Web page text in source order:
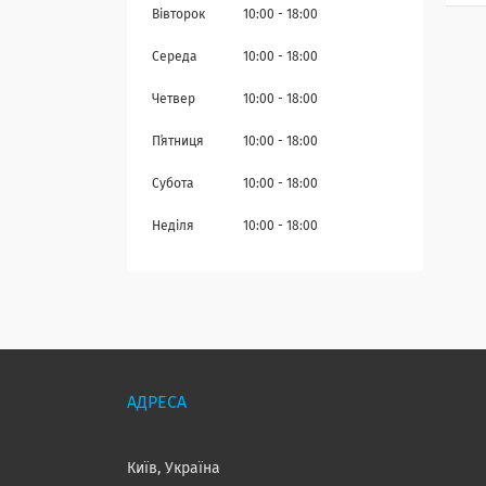
Вівторок 10:00 18:00
Середа 10:00 18:00
Четвер 10:00 18:00
Пʼятниця 10:00 18:00
Субота 10:00 18:00
Неділя 10:00 18:00
Київ, Україна